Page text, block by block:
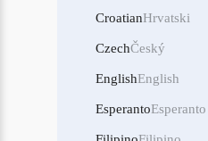
CroatianHrvatski
CzechČeský
EnglishEnglish
EsperantoEsperanto